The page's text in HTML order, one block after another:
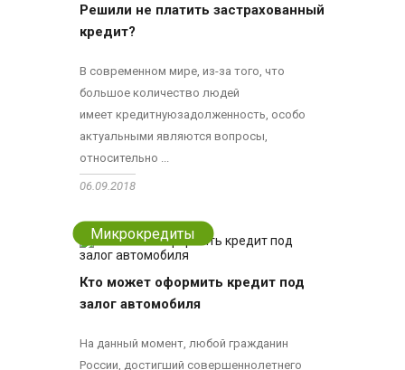
Решили не платить застрахованный
кредит?
В современном мире, из-за того, что
большое количество людей
имеет кредитнуюзадолженность, особо
актуальными являются вопросы,
относительно ...
06.09.2018
Микрокредиты
Кто может оформить кредит под
залог автомобиля
На данный момент, любой гражданин
России, достигший совершеннолетнего